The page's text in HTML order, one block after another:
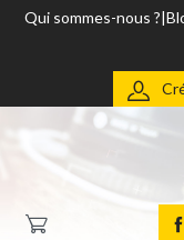
Qui sommes-nous ?